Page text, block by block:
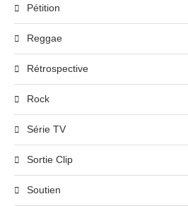
Pétition
Reggae
Rétrospective
Rock
Série TV
Sortie Clip
Soutien